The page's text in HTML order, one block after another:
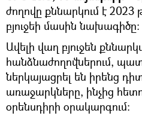
ժողովը քննարկում է
բյուջեի մասին նախագիծը։
Ավելի վաղ բյուջեն
հանձնաժողովներում,
ներկայացրել են իրենց
առաջարկները, ինչից
օրենսդիրի օրակարգում։